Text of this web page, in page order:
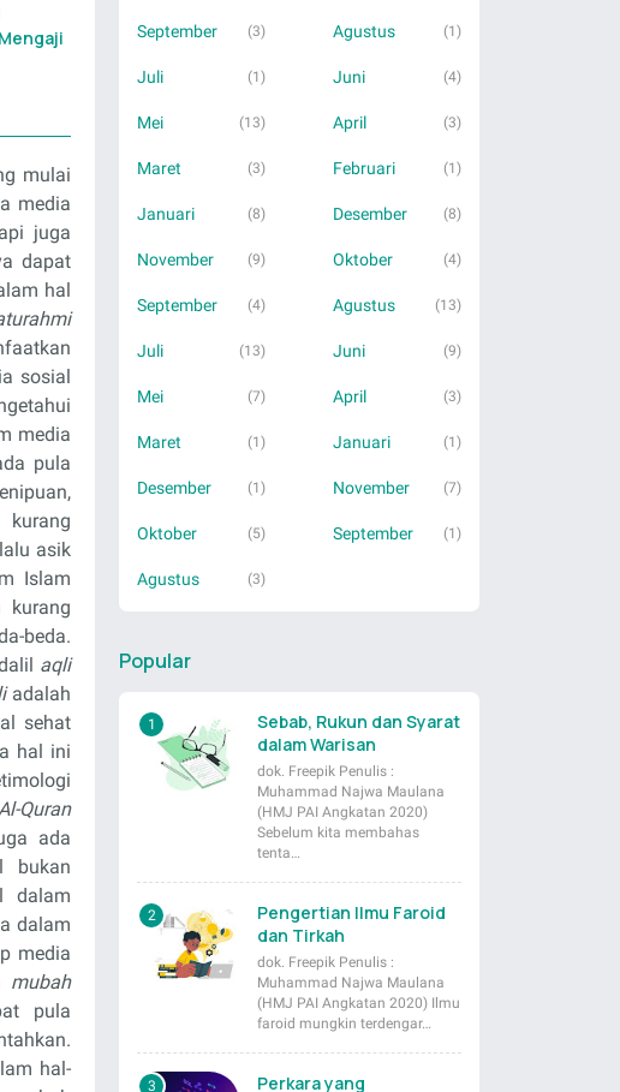
mulai
media
juga
dapat
hal
sosial
media
pula
kurang
asik
Islam
kurang
beda.
aqli
adalah
sehat
hal ini
Quran
ada
bukan
dalam
dalam
media
mubah
pula
hal-
September (3) Agustus (1)
Juli (1) Juni (4)
Mei (13) April (3)
Maret (3) Februari (1)
Januari (8) Desember (8)
November (9) Oktober (4)
September (4) Agustus (13)
Juli (13) Juni (9)
Mei (7) April (3)
Maret (1) Januari (1)
Desember (1) November (7)
Oktober (5) September (1)
Agustus (3)
Popular
Sebab, Rukun dan Syarat
dalam Warisan
dok. Freepik Penulis :
Muhammad Najwa Maulana
(HMJ PAI Angkatan 2020)
Sebelum kita membahas
tenta…
Pengertian Ilmu Faroid
dan Tirkah
dok. Freepik Penulis :
Muhammad Najwa Maulana
(HMJ PAI Angkatan 2020) Ilmu
faroid mungkin terdengar…
Perkara yang